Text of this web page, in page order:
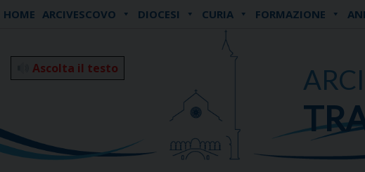
Skip
HOME ARCIVESCOVO DIOCESI CURIA FORMAZIONE
Ascolta il testo